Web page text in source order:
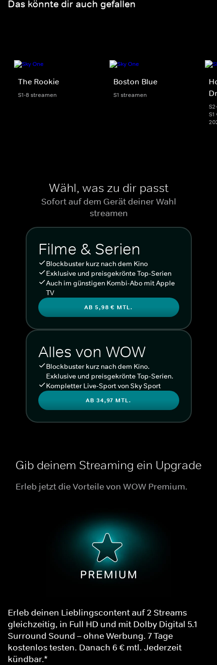
Das könnte dir auch gefallen
The Rookie
S1-8 streamen
Boston Blue
S1 streamen
Wähl, was zu dir passt
Sofort auf dem Gerät deiner Wahl
streamen
Filme & Serien
Blockbuster kurz nach dem Kino
Exklusive und preisgekrönte Top-Serien
Auch im günstigen Kombi-Abo mit Apple
TV
AB 5,98 € MTL.
Alles von WOW
Blockbuster kurz nach dem Kino.
Exklusive und preisgekrönte Top-Serien.
Kompletter Live-Sport von Sky Sport
AB 34,97 MTL.
Gib deinem Streaming ein Upgrade
Erleb jetzt die Vorteile von WOW Premium.
Erleb deinen Lieblingscontent auf 2 Streams
gleichzeitig, in Full HD und mit Dolby Digital 5.1
Surround Sound – ohne Werbung. 7 Tage
kostenlos testen. Danach 6 € mtl. Jederzeit
kündbar.*